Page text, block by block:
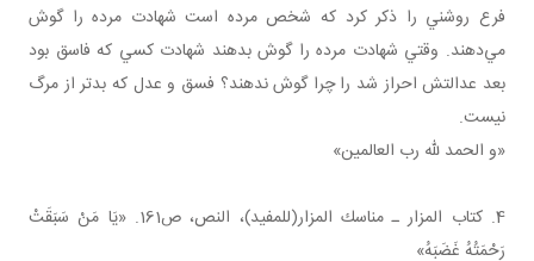
فرع روشني را ذکر کرد که شخص مرده است شهادت مرده را گوش
مي‌دهند. وقتي شهادت مرده را گوش بدهند شهادت کسي که فاسق بود
بعد عدالتش احراز شد را چرا گوش ندهند؟ فسق و عدل که بدتر از مرگ
نيست.
«و الحمد لله رب العالمين»
4. كتاب المزار ـ مناسك المزار(للمفيد)، النص، ص161. «يَا مَنْ‏ سَبَقَتْ‏
رَحْمَتُهُ‏ غَضَبَهُ»